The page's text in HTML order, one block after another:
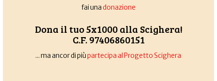
fai unadonazione
Dona il tuo 5x1000 alla Scighera!
C.F. 97406860151
... ma ancor di piùpartecipa al Progetto Scighera